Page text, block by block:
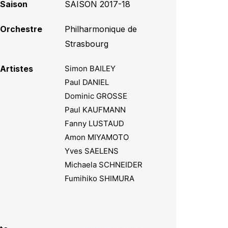
Saison SAISON 2017-18
Orchestre
Philharmonique de
Strasbourg
Artistes
Simon BAILEY
Paul DANIEL
Dominic GROSSE
Paul KAUFMANN
Fanny LUSTAUD
Amon MIYAMOTO
Yves SAELENS
Michaela SCHNEIDER
Fumihiko SHIMURA